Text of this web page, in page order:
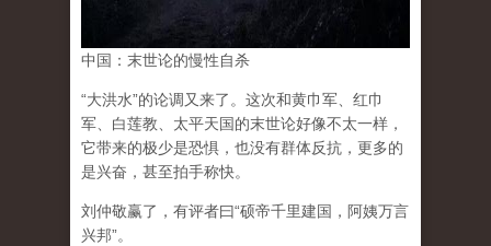
中国：末世论的慢性自杀
“大洪水”的论调又来了。这次和黄巾军、红巾
军、白莲教、太平天国的末世论好像不太一样，
它带来的极少是恐惧，也没有群体反抗，更多的
是兴奋，甚至拍手称快。
刘仲敬赢了，有评者曰“硕帝千里建国，阿姨万言
兴邦”。